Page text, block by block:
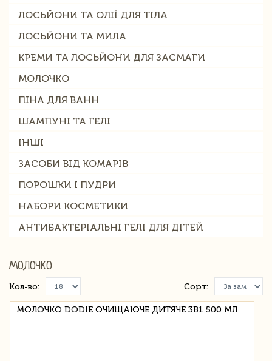
ЛОСЬЙОНИ ТА ОЛІЇ ДЛЯ ТІЛА
ЛОСЬЙОНИ ТА МИЛА
КРЕМИ ТА ЛОСЬЙОНИ ДЛЯ ЗАСМАГИ
МОЛОЧКО
ПІНА ДЛЯ ВАНН
ШАМПУНІ ТА ГЕЛІ
ІНШІ
ЗАСОБИ ВІД КОМАРІВ
ПОРОШКИ І ПУДРИ
НАБОРИ КОСМЕТИКИ
АНТИБАКТЕРІАЛЬНІ ГЕЛІ ДЛЯ ДІТЕЙ
МОЛОЧКО
Кол-во: Сорт:
МОЛОЧКО DODIE ОЧИЩАЮЧЕ ДИТЯЧЕ 3В1 500 МЛ